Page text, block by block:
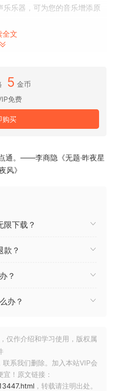
乐器，可为您的音乐增添原
梅德赫和蒙克巴特·乌勒孜
以精湛的嗓音。他拥有蒙古
声长歌。她在乌兰乌德的一场
的人们的喜爱。
期与乌兰巴托马头琴乐团合作
情和民族短语系列有着同样的
呼麦。从技术上讲，它们是
面可以让你完全控制 EQ。使
杂性和混响，以带出这些传
于世，这种氛围将听众带入
使用高品质 Neumann M149、
列以及 Sennheiser MD421，
微细节，为您准备了无与伦
乐句– 17 个主题中的 621 个不
全文
5 金币
免费
购买
通。——李商隐《无题·昨夜星
风》
限下载？
款？
？
办？
仅作介绍和学习使用，版权属
系我们删除。加入本站VIP会
！原文链接：
，转载请注明出处。